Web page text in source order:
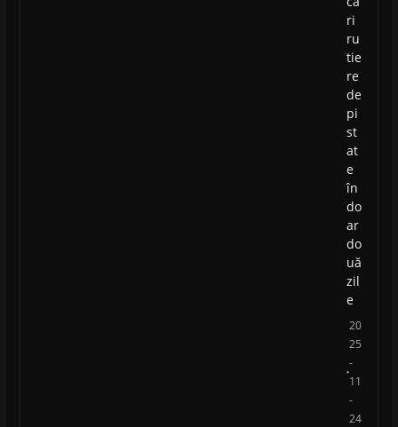
ri
ru
tie
re
de
pi
st
at
e
în
do
ar
do
uă
zil
e
20
25
-
11
-
24